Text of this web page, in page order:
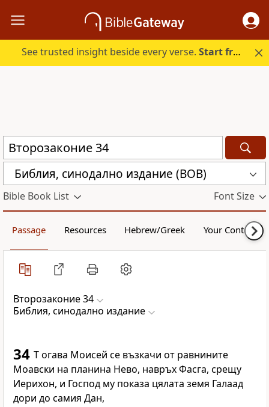
See trusted insight beside every verse.Start free.
Библия, синодално издание (BOB)
Bible Book List Font Size
Passage Resources Hebrew/Greek Your Content
Второзаконие 34
Библия, синодално издание
34 Т огава Моисей се възкачи от равнините
Моавски на планина Нево, навръх Фасга, срещу
Иерихон, и Господ му показа цялата земя Галаад
дори до самия Дан,